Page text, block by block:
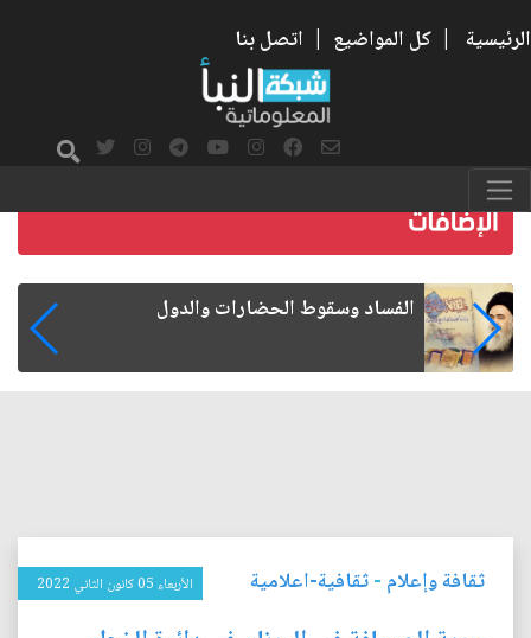
الرئيسية | كل المواضيع | اتصل بنا
رواتب الموظفين على صفيح ساخن
ثقافة وإعلام -ثقافية-اعلامية الأربعاء 05 كانون الثاني 2022